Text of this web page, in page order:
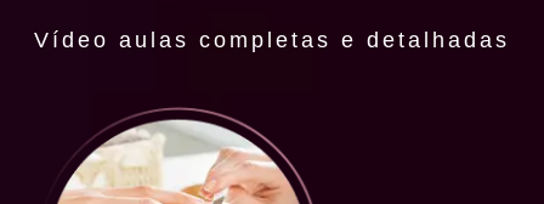
Vídeo aulas completas e detalhadas